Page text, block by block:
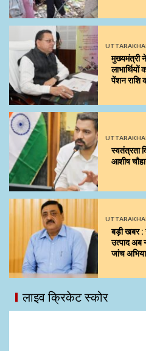
मुख्यमंत्री
पेंशन राशि
स्वतंत्रता
आशीष
बड़ी खबर :
उत्पाद अब
जांच
लाइव क्रिकेट स्कोर